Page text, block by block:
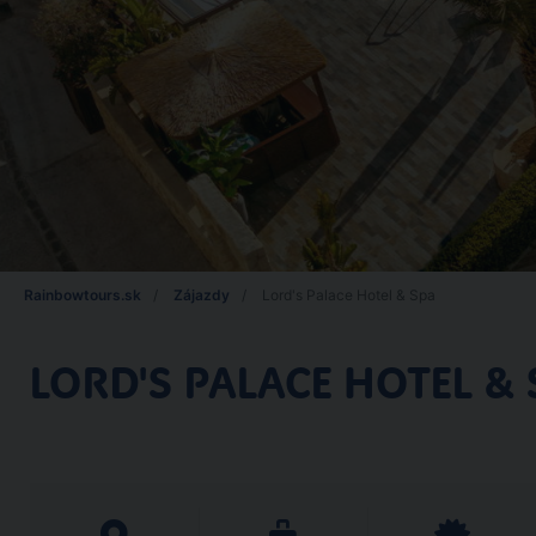
Rainbowtours.sk Zájazdy
LORD'S PALACE HOTEL &